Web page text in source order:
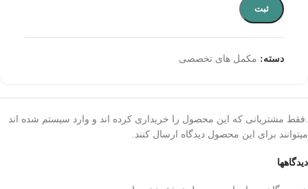
ثبت
دسته: مکمل های تخصصی
دیدگاهها
.فقط مشتریانی که این محصول را خریداری کرده اند و وارد سیستم شده اند
میتوانند برای این محصول دیدگاه ارسال کنند.